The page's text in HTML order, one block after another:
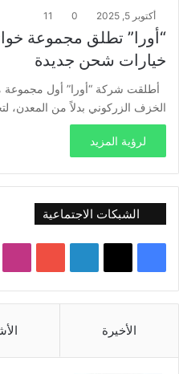
أكتوبر 5, 2025 0
11
“أورا” تطلق مجموعة
خيارات شحن جديدة
أطلقت شركة “أورا” أول مجموعة
الخزف الزركوني بدلاً من المعدن،
لرؤية المزيد
الشبكات الاجتماعية
الأخيرة